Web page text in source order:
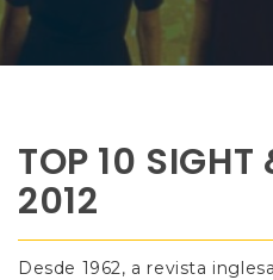
TOP 10 SIGHT
2012
Desde 1962, a revista